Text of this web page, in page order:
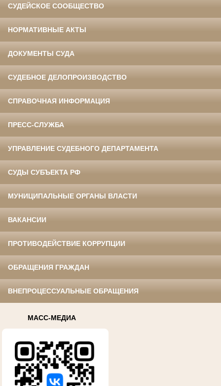
СУДЕЙСКОЕ СООБЩЕСТВО
НОРМАТИВНЫЕ АКТЫ
ДОКУМЕНТЫ СУДА
СУДЕБНОЕ ДЕЛОПРОИЗВОДСТВО
СПРАВОЧНАЯ ИНФОРМАЦИЯ
ПРЕСС-СЛУЖБА
УПРАВЛЕНИЕ СУДЕБНОГО ДЕПАРТАМЕНТА
СУДЫ СУБЪЕКТА РФ
МУНИЦИПАЛЬНЫЕ ОРГАНЫ ВЛАСТИ
ВАКАНСИИ
ПРОТИВОДЕЙСТВИЕ КОРРУПЦИИ
ОБРАЩЕНИЯ ГРАЖДАН
ВНЕПРОЦЕССУАЛЬНЫЕ ОБРАЩЕНИЯ
МАСС-МЕДИА